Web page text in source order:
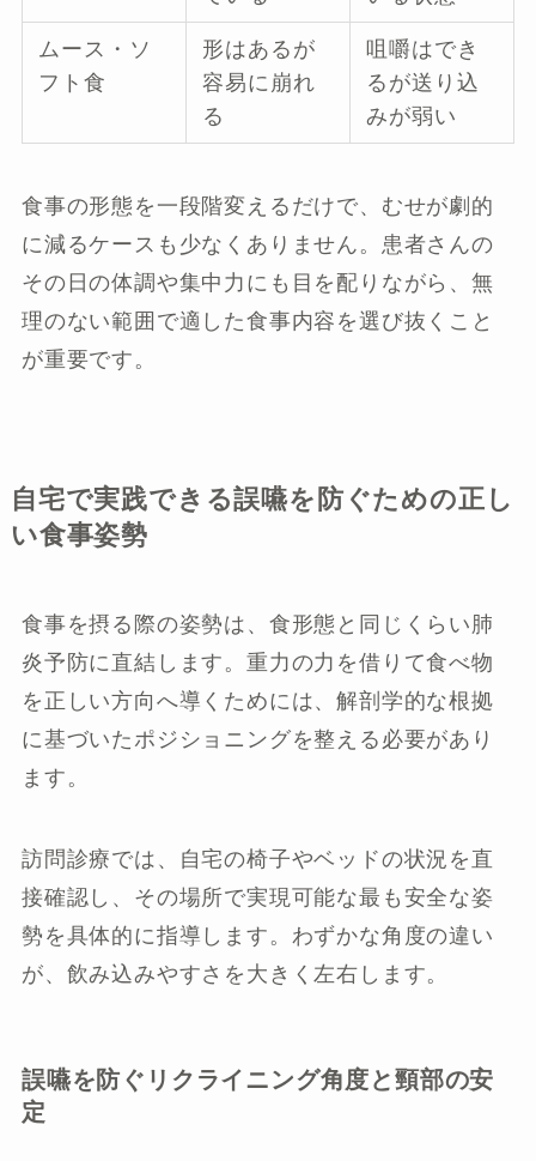
ムース・ソ
フト食
形はあるが
容易に崩れ
る
咀嚼はでき
るが送り込
みが弱い
食事の形態を一段階変えるだけで、むせが劇的
に減るケースも少なくありません。患者さんの
その日の体調や集中力にも目を配りながら、無
理のない範囲で適した食事内容を選び抜くこと
が重要です。
自宅で実践できる誤嚥を防ぐための正し
い食事姿勢
食事を摂る際の姿勢は、食形態と同じくらい肺
炎予防に直結します。重力の力を借りて食べ物
を正しい方向へ導くためには、解剖学的な根拠
に基づいたポジショニングを整える必要があり
ます。
訪問診療では、自宅の椅子やベッドの状況を直
接確認し、その場所で実現可能な最も安全な姿
勢を具体的に指導します。わずかな角度の違い
が、飲み込みやすさを大きく左右します。
誤嚥を防ぐリクライニング角度と頸部の安
定